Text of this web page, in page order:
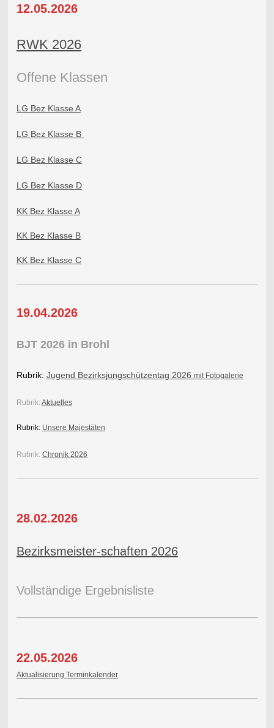
12.05.2026
RWK 2026
Offene Klassen
LG Bez Klasse A
LG Bez Klasse B
LG Bez Klasse C
LG Bez Klasse D
KK Bez Klasse A
KK Bez Klasse B
KK Bez Klasse C
19.04.2026
BJT 2026 in Brohl
Rubrik: Jugend Bezirksjungschützentag 2026 mit Fotogalerie
Rubrik: Aktuelles
Rubrik: Unsere Majestäten
Rubrik: Chronik 2026
28.02.2026
Bezirksmeister-schaften 2026
Vollständige Ergebnisliste
22.05.2026
Aktualisierung Terminkalender